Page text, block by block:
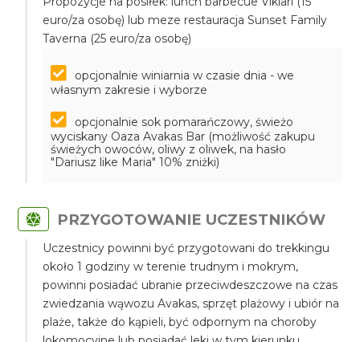
euro/za osobę) lub meze restauracja Sunset Family
Taverna (25 euro/za osobę)
opcjonalnie winiarnia w czasie dnia - we
własnym zakresie i wyborze
opcjonalnie sok pomarańczowy, świeżo
wyciskany Oaza Avakas Bar (możliwość zakupu
świeżych owoców, oliwy z oliwek, na hasło
"Dariusz like Maria" 10% zniżki)
PRZYGOTOWANIE UCZESTNIKÓW
Uczestnicy powinni być przygotowani do trekkingu
około 1 godziny w terenie trudnym i mokrym,
powinni posiadać ubranie przeciwdeszczowe na czas
zwiedzania wąwozu Avakas, sprzęt plażowy i ubiór na
plaże, także do kąpieli, być odpornym na choroby